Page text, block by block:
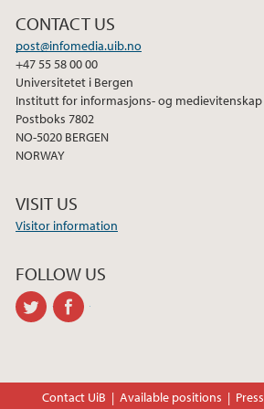
CONTACT US
post@infomedia.uib.no
+47 55 58 00 00
Universitetet i Bergen
Institutt for informasjons- og medievitenskap
Postboks 7802
NO-5020 BERGEN
NORWAY
VISIT US
Visitor information
FOLLOW US
twitter
Contact UiB Available positions Press